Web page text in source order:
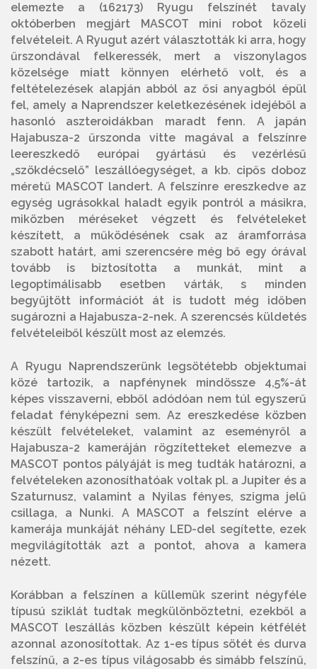
elemezte a (162173) Ryugu felszínét tavaly
októberben megjárt MASCOT mini robot közeli
felvételeit. A Ryugut azért választották ki arra, hogy
űrszondával felkeressék, mert a viszonylagos
közelsége miatt könnyen elérhető volt, és a
feltételezések alapján abból az ősi anyagból épül
fel, amely a Naprendszer keletkezésének idejéből a
hasonló aszteroidákban maradt fenn. A japán
Hajabusza-2 űrszonda vitte magával a felszínre
leereszkedő európai gyártású és vezérlésű
„szökdécselő” leszállóegységet, a kb. cipős doboz
méretű MASCOT landert. A felszínre ereszkedve az
egység ugrásokkal haladt egyik pontról a másikra,
miközben méréseket végzett és felvételeket
készített, a működésének csak az áramforrása
szabott határt, ami szerencsére még bő egy órával
tovább is biztosította a munkát, mint a
legoptimálisabb esetben várták, s minden
begyűjtött információt át is tudott még időben
sugározni a Hajabusza-2-nek. A szerencsés küldetés
felvételeiből készült most az elemzés.
A Ryugu Naprendszerünk legsötétebb objektumai
közé tartozik, a napfénynek mindössze 4,5%-át
képes visszaverni, ebből adódóan nem túl egyszerű
feladat fényképezni sem. Az ereszkedése közben
készült felvételeket, valamint az eseményről a
Hajabusza-2 kameráján rögzítetteket elemezve a
MASCOT pontos pályáját is meg tudták határozni, a
felvételeken azonosíthatóak voltak pl. a Jupiter és a
Szaturnusz, valamint a Nyilas fényes, szigma jelű
csillaga, a Nunki. A MASCOT a felszínt elérve a
kamerája munkáját néhány LED-del segítette, ezek
megvilágították azt a pontot, ahova a kamera
nézett.
Korábban a felszínen a küllemük szerint négyféle
típusú sziklát tudtak megkülönböztetni, ezekből a
MASCOT leszállás közben készült képein kétfélét
azonnal azonosítottak. Az 1-es típus sötét és durva
felszínű, a 2-es típus világosabb és simább felszínű,